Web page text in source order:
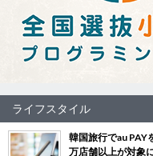
ライフスタイル
韓国旅行でau
万店舗以上が対象